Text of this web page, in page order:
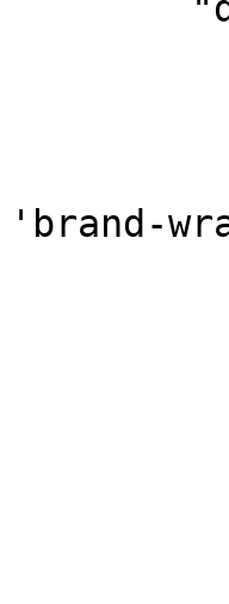
'brand-